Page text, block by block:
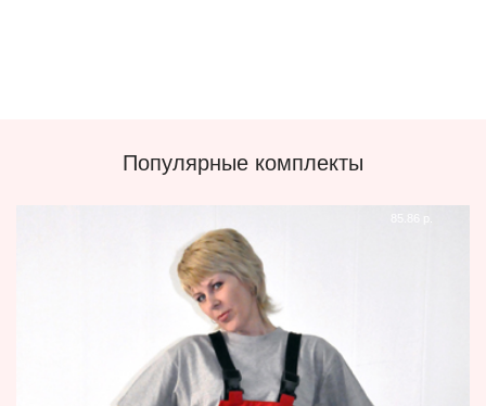
Популярные комплекты
85.86 р.